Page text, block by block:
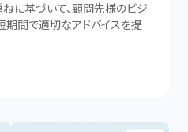
に基づいて、顧問先様のビジ
期間で適切なアドバイスを提